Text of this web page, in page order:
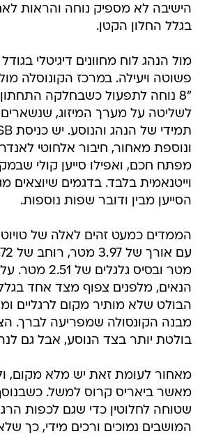
הישיבה לא מספיק נוחה והראות
בגלל החלון הקטן.
פשוטה ויעילה. במרכז הקונוסלה
"8 נוחה לתפעול כשבחלקה התחתון
לשליטה על מערך המיזוג,
ונוספת מאחור, חיבור אלחוטי
מפתח חכם, ואפילו סייען קולי
וייטנאמית בלבד. בדגמים שיוצאים
הסייען מבין ודובר שפות נוספות.
הממדים כמעט זהים לאלה של
מטר ובסיס
הנאים, מלפנים צפוף מצד אחד
הבולט שלא מותיר מקום לרגליים
מבנה הקונסולה שמפריעה לברך.
בולטת יותר בצד הנוסע, אבל גם
מאחור לעומת זאת יש מלא מקום,
מאשר ביאריס קרוס למשל.
שטוחה לחלוטין כדי שגם לכפות
המושבים נמוכים ורכים מידי, כך